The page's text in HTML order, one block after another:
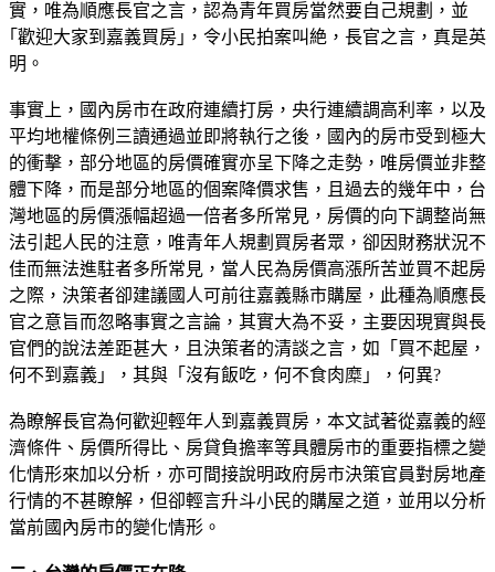
實，唯為順應長官之言，認為青年買房當然要自己規劃，並
｢歡迎大家到嘉義買房｣，令小民拍案叫絶，長官之言，真是英
明。
事實上，國內房市在政府連續打房，央行連續調高利率，以及
平均地權條例三讀通過並即將執行之後，國內的房市受到極大
的衝擊，部分地區的房價確實亦呈下降之走勢，唯房價並非整
體下降，而是部分地區的個案降價求售，且過去的幾年中，台
灣地區的房價漲幅超過一倍者多所常見，房價的向下調整尚無
法引起人民的注意，唯青年人規劃買房者眾，卻因財務狀況不
佳而無法進駐者多所常見，當人民為房價高漲所苦並買不起房
之際，決策者卻建議國人可前往嘉義縣市購屋，此種為順應長
官之意旨而忽略事實之言論，其實大為不妥，主要因現實與長
官們的說法差距甚大，且決策者的清談之言，如「買不起屋，
何不到嘉義」，其與「沒有飯吃，何不食肉糜」，何異?
為瞭解長官為何歡迎輕年人到嘉義買房，本文試著從嘉義的經
濟條件、房價所得比、房貸負擔率等具體房市的重要指標之變
化情形來加以分析，亦可間接說明政府房市決策官員對房地產
行情的不甚瞭解，但卻輕言升斗小民的購屋之道，並用以分析
當前國內房市的變化情形。